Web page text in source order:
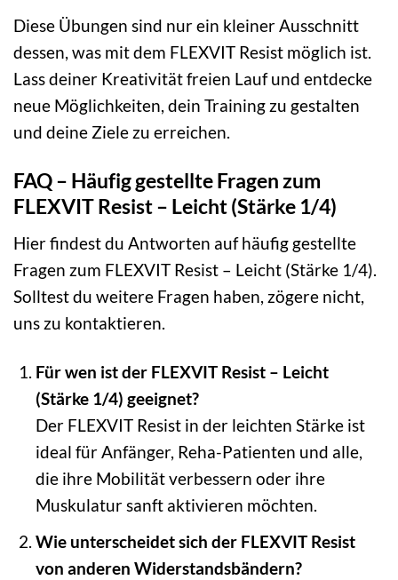
Diese Übungen sind nur ein kleiner Ausschnitt
dessen, was mit dem FLEXVIT Resist möglich ist.
Lass deiner Kreativität freien Lauf und entdecke
neue Möglichkeiten, dein Training zu gestalten
und deine Ziele zu erreichen.
FAQ – Häufig gestellte Fragen zum
FLEXVIT Resist – Leicht (Stärke 1/4)
Hier findest du Antworten auf häufig gestellte
Fragen zum FLEXVIT Resist – Leicht (Stärke 1/4).
Solltest du weitere Fragen haben, zögere nicht,
uns zu kontaktieren.
Für wen ist der FLEXVIT Resist – Leicht
(Stärke 1/4) geeignet?
Der FLEXVIT Resist in der leichten Stärke ist
ideal für Anfänger, Reha-Patienten und alle,
die ihre Mobilität verbessern oder ihre
Muskulatur sanft aktivieren möchten.
Wie unterscheidet sich der FLEXVIT Resist
von anderen Widerstandsbändern?